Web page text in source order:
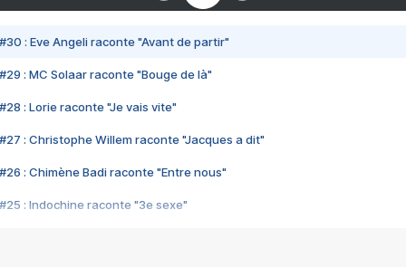
#30 : Eve Angeli raconte "Avant de partir"
#29 : MC Solaar raconte "Bouge de là"
#28 : Lorie raconte "Je vais vite"
#27 : Christophe Willem raconte "Jacques a dit"
#26 : Chimène Badi raconte "Entre nous"
#25 : Indochine raconte "3e sexe"